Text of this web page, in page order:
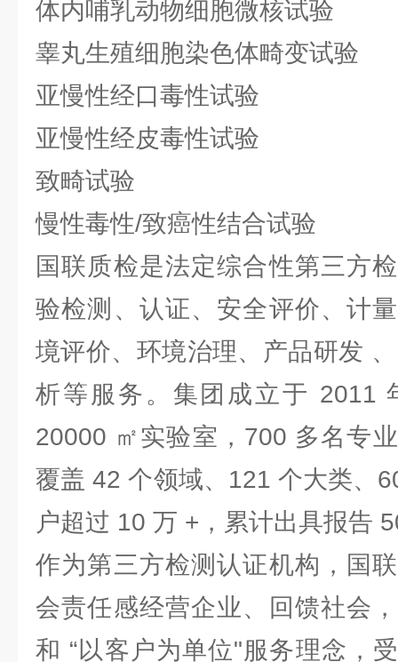
体内哺乳动物细胞微核试验
睾丸生殖细胞染色体畸变试验
亚慢性经口毒性试验
亚慢性经皮毒性试验
致畸试验
慢性毒性/致癌性结合试验
国联质检是法定综合性第三方
验检测、认证、安全评价、计
境评价、环境治理、产品研发
析等服务。集团成立于 2011
20000 ㎡实验室，700 多名专
覆盖 42 个领域、121 个大类、
户超过 10 万 +，累计出具报告
作为第三方检测认证机构，国
会责任感经营企业、回馈社会
和 “以客户为单位"服务理念，